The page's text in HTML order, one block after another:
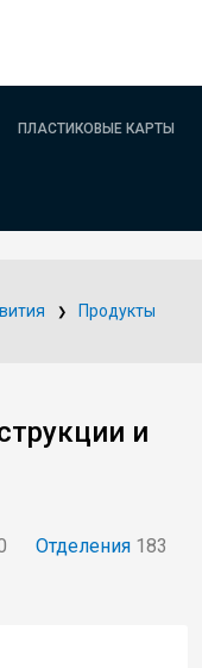
ПЛАСТИКОВЫЕ КАРТЫ
Продукты
и
Отделения 183